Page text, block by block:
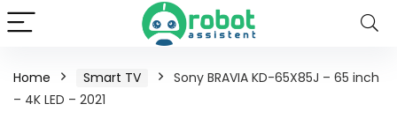
Home Smart TV
Sony BRAVIA KD-65X85J – 65 inch
– 4K LED – 2021